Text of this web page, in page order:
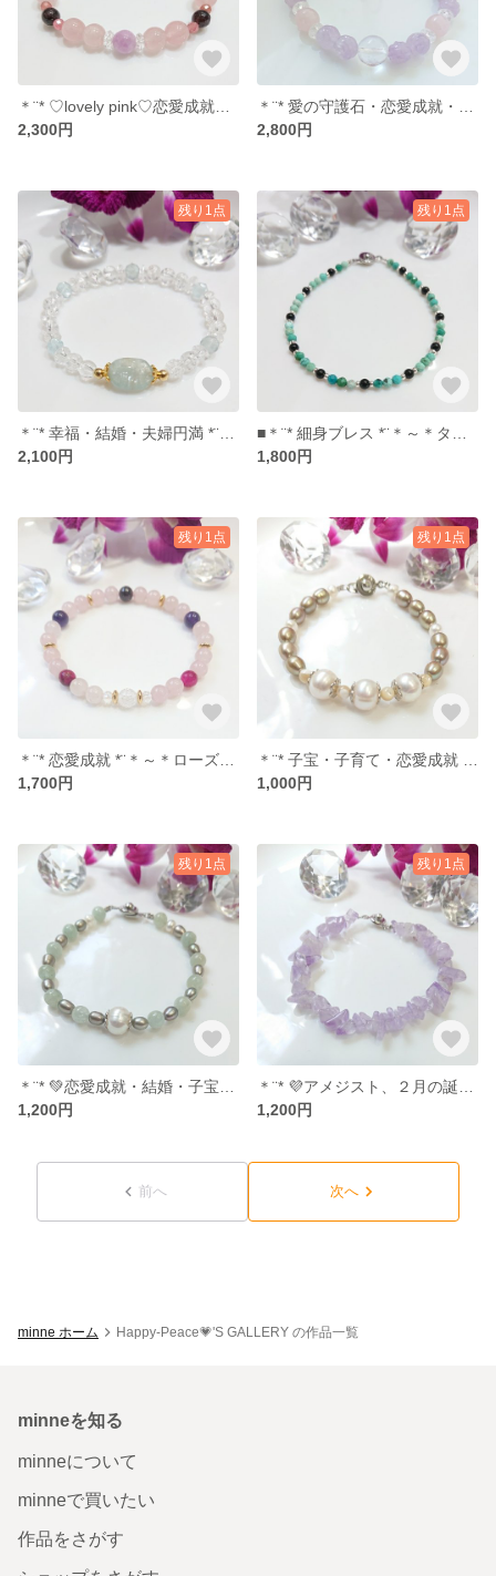
2,300円
2,800円
残り1点
2,100円
残り1点
1,800円
残り1点
1,700円
残り1点
1,000円
残り1点
1,200円
残り1点
1,200円
前へ 次へ
minne ホーム Happy-Peace💗'S GALLERY の作品一覧
minneを知る
minneについて
minneで買いたい
作品をさがす